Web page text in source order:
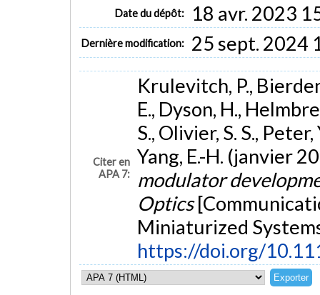
Date du dépôt: 18 avr. 2023
Dernière modification: 25 sept. 2024
Citer en
APA 7:
Krulevitch, P.,
E., Dyson, H.,
S., Olivier, S. S.,
Yang, E.-H. (janvier
modulator
Optics
Miniaturized
https://doi.org/